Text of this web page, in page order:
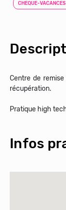
CHEQUE-
Centre de
récupération.
Pratique high
Infos